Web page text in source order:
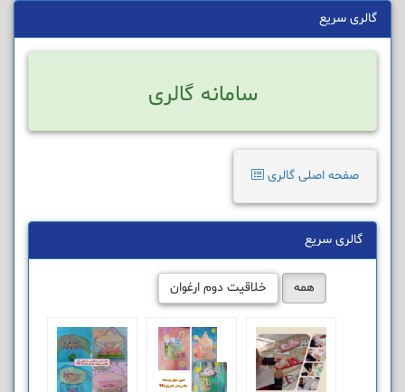
گالری سریع
سامانه گالری
صفحه اصلی گالری
گالری سریع
همه خلاقیت دوم ارغوان